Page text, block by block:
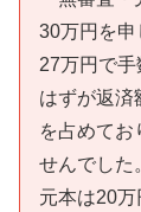
30万円を
27万円で
はずが返済
を占めてお
せんでした
元本は20万